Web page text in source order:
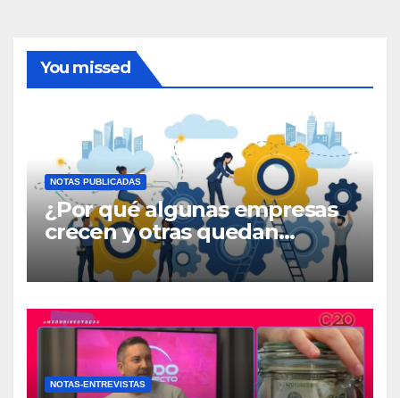
You missed
NOTAS PUBLICADAS
¿Por qué algunas empresas
crecen y otras quedan
atrapadas en el día a día?
NOTAS-ENTREVISTAS